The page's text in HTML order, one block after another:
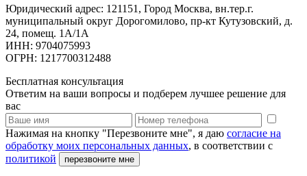
Юридический адрес: 121151, Город Москва, вн.тер.г.
муниципальный округ Дорогомилово, пр-кт Кутузовский, д.
24, помещ. 1А/1А
ИНН: 9704075993
ОГРН: 1217700312488
Бесплатная консультация
Ответим на ваши вопросы и подберем лучшее решение для
вас
Нажимая на кнопку "Перезвоните мне", я даю согласие на
обработку моих персональных данных, в соответствии с
политикой
перезвоните мне